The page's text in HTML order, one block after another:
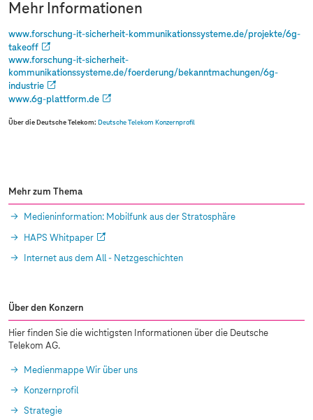
Mehr Informationen
www.forschung-it-sicherheit-kommunikationssysteme.de/projekte/6g-
takeoff
www.forschung-it-sicherheit-
kommunikationssysteme.de/foerderung/bekanntmachungen/6g-
industrie
www.6g-plattform.de
Über die Deutsche Telekom: Deutsche Telekom Konzernprofil
Mehr zum Thema
Medieninformation: Mobilfunk aus der Stratosphäre
HAPS Whitpaper
Internet aus dem All - Netzgeschichten
Über den Konzern
Hier finden Sie die wichtigsten Informationen über die Deutsche
Telekom AG.
Medienmappe Wir über uns
Konzernprofil
Strategie